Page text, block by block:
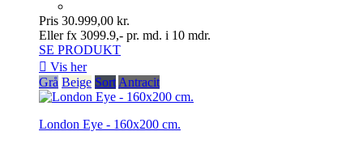
Pris 30.999,00 kr.
Eller fx 3099.9,- pr. md. i 10 mdr.
SE PRODUKT
 Vis her
Grå Beige SortAntracit
London Eye - 160x200 cm.